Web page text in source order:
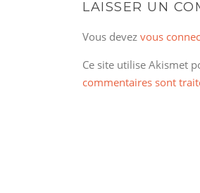
LAISSER UN
Vous devez vous
Ce site utilise Akismet
commentaires sont